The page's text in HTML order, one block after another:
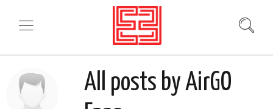
All posts by AirGO